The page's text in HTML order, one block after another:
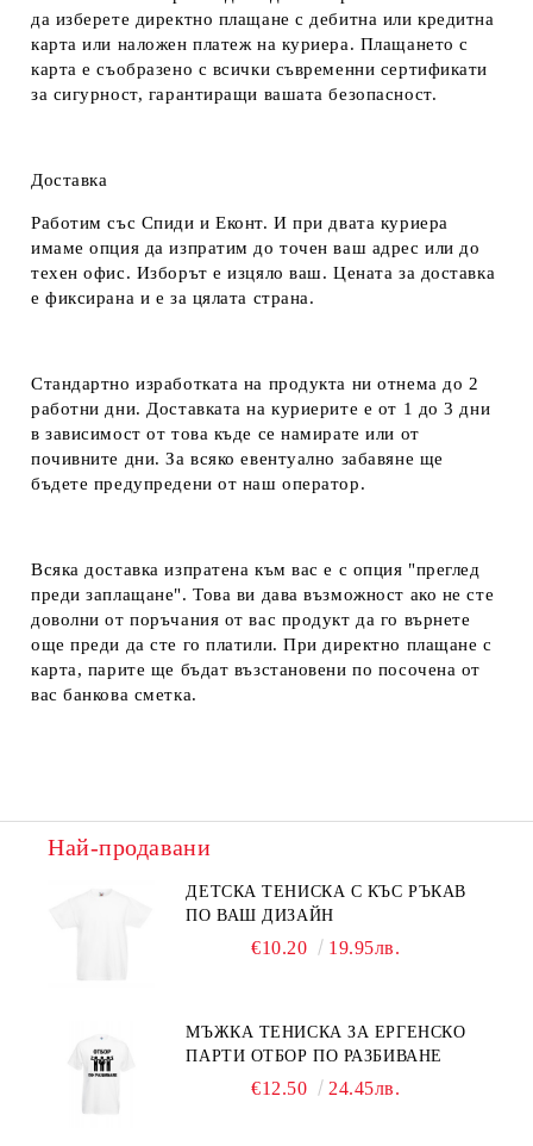
да изберете директно плащане с дебитна или кредитна
карта или наложен платеж на куриера. Плащането с
карта е съобразено с всички съвременни сертификати
за сигурност, гарантиращи вашата безопасност.
Доставка
Работим със Спиди и Еконт. И при двата куриера
имаме опция да изпратим до точен ваш адрес или до
техен офис. Изборът е изцяло ваш. Цената за доставка
е фиксирана и е за цялата страна.
Стандартно изработката на продукта ни отнема до 2
работни дни. Доставката на куриерите е от 1 до 3 дни
в зависимост от това къде се намирате или от
почивните дни. За всяко евентуално забавяне ще
бъдете предупредени от наш оператор.
Всяка доставка изпратена към вас е с опция "преглед
преди заплащане". Това ви дава възможност ако не сте
доволни от поръчания от вас продукт да го върнете
още преди да сте го платили. При директно плащане с
карта, парите ще бъдат възстановени по посочена от
вас банкова сметка.
Най-продавани
ДЕТСКА ТЕНИСКА С КЪС РЪКАВ
ПО ВАШ ДИЗАЙН
€10.20 19.95лв.
МЪЖКА ТЕНИСКА ЗА ЕРГЕНСКО
ПАРТИ ОТБОР ПО РАЗБИВАНЕ
€12.50 24.45лв.